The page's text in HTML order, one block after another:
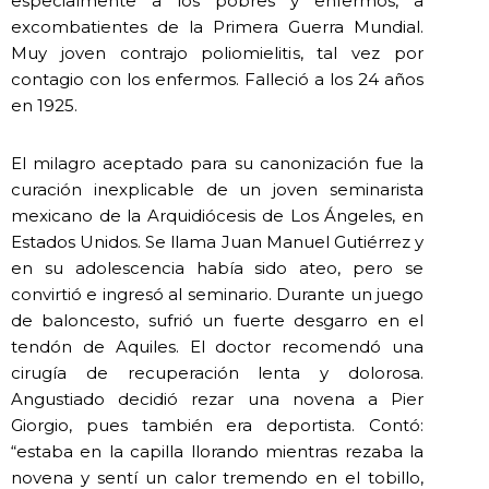
excombatientes de la Primera Guerra Mundial.
Muy joven contrajo poliomielitis, tal vez por
contagio con los enfermos. Falleció a los 24 años
en 1925.
El milagro aceptado para su canonización fue la
curación inexplicable de un joven seminarista
mexicano de la Arquidiócesis de Los Ángeles, en
Estados Unidos. Se llama Juan Manuel Gutiérrez y
en su adolescencia había sido ateo, pero se
convirtió e ingresó al seminario. Durante un juego
de baloncesto, sufrió un fuerte desgarro en el
tendón de Aquiles. El doctor recomendó una
cirugía de recuperación lenta y dolorosa.
Angustiado decidió rezar una novena a Pier
Giorgio, pues también era deportista. Contó:
“estaba en la capilla llorando mientras rezaba la
novena y sentí un calor tremendo en el tobillo,